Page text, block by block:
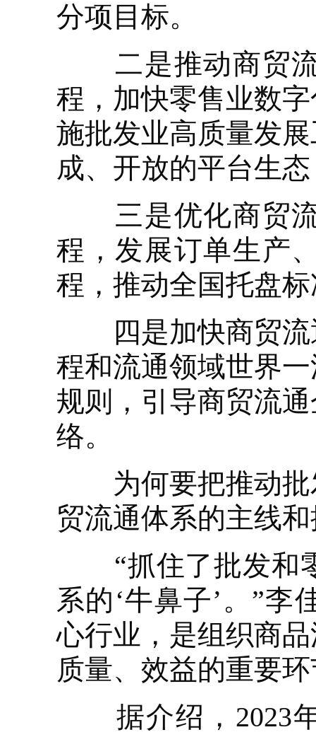
分项目标。
二是推动商贸流
程，加快零售业数
施批发业高质量发
成、开放的平台生
三是优化商贸流
程，发展订单生产
程，推动全国托盘
四是加快商贸流
程和流通领域世界
规则，引导商贸流
络。
为何要把推动批
贸流通体系的主线
“抓住了批发和零
系的‘牛鼻子’。”
心行业，是组织商
质量、效益的重要
据介绍，2023年